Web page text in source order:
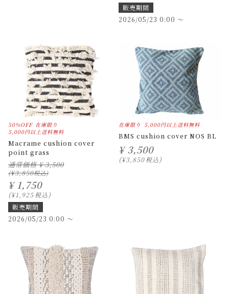
販売期間
2026/05/23 0:00 〜
50%OFF 在庫限り
5,000円以上送料無料
Macrame cushion cover
point grass
通常価格 ¥ 3,500
¥3,850
¥ 1,750
¥1,925税込
販売期間
2026/05/23 0:00 〜
在庫限り 5,000円以上送料無料
BMS cushion cover NOS BL
¥ 3,500
¥3,850税込